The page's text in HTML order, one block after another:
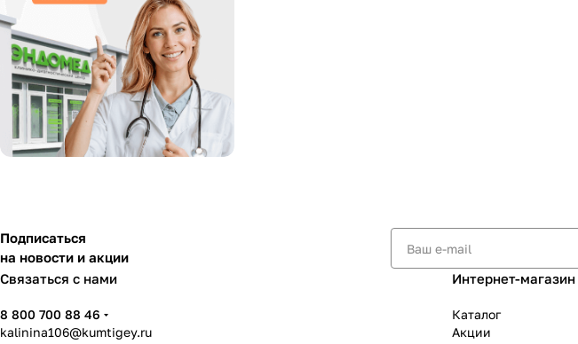
Подписаться
на новости и акции
Связаться с нами
8 800 700 88 46
kalinina106@kumtigey.ru
Интернет-магазин
Каталог
Акции